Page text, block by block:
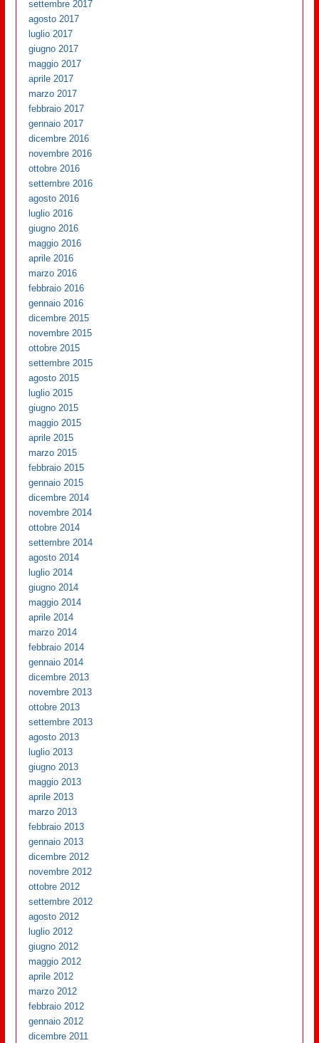
settembre 2017
agosto 2017
luglio 2017
giugno 2017
maggio 2017
aprile 2017
marzo 2017
febbraio 2017
gennaio 2017
dicembre 2016
novembre 2016
ottobre 2016
settembre 2016
agosto 2016
luglio 2016
giugno 2016
maggio 2016
aprile 2016
marzo 2016
febbraio 2016
gennaio 2016
dicembre 2015
novembre 2015
ottobre 2015
settembre 2015
agosto 2015
luglio 2015
giugno 2015
maggio 2015
aprile 2015
marzo 2015
febbraio 2015
gennaio 2015
dicembre 2014
novembre 2014
ottobre 2014
settembre 2014
agosto 2014
luglio 2014
giugno 2014
maggio 2014
aprile 2014
marzo 2014
febbraio 2014
gennaio 2014
dicembre 2013
novembre 2013
ottobre 2013
settembre 2013
agosto 2013
luglio 2013
giugno 2013
maggio 2013
aprile 2013
marzo 2013
febbraio 2013
gennaio 2013
dicembre 2012
novembre 2012
ottobre 2012
settembre 2012
agosto 2012
luglio 2012
giugno 2012
maggio 2012
aprile 2012
marzo 2012
febbraio 2012
gennaio 2012
dicembre 2011